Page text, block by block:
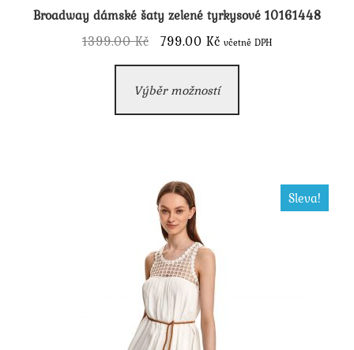
Broadway dámské šaty zelené tyrkysové 10161448
1399.00Kč
Původní
cena
byla:
799.00 KčAktuální
cena
je:
včetně DPH
Výběr možností
má
Možnosti
Sleva!